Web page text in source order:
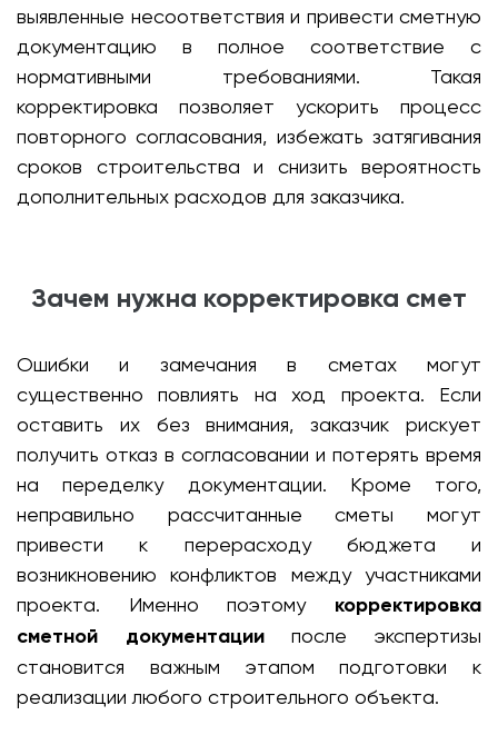
выявленные несоответствия и привести сметную
документацию в полное соответствие с
нормативными требованиями. Такая
корректировка позволяет ускорить процесс
повторного согласования, избежать затягивания
сроков строительства и снизить вероятность
дополнительных расходов для заказчика.
Зачем нужна корректировка смет
Ошибки и замечания в сметах могут
существенно повлиять на ход проекта. Если
оставить их без внимания, заказчик рискует
получить отказ в согласовании и потерять время
на переделку документации. Кроме того,
неправильно рассчитанные сметы могут
привести к перерасходу бюджета и
возникновению конфликтов между участниками
проекта. Именно поэтому корректировка
сметной документациипосле экспертизы
становится важным этапом подготовки к
реализации любого строительного объекта.